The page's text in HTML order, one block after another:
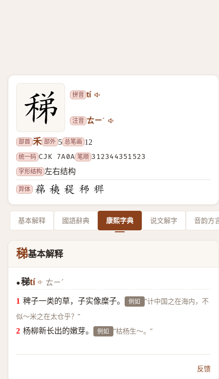
拼音 tí
注音 ㄊㄧˊ
部首 禾 部外 5 总笔画 12
统一码 CJK 7A0A 笔顺 312344351523
字形结构 左右结构
异体
基本解释 國語辭典 康熙字典 说文解字 音韵方
稊基本解释
●稊tí ㄊㄧˊ
稗子一类的草，子实像糜子。 例如 “计中国之在海内，不
似～米之在太仓乎？”
杨柳新长出的嫩芽。 例如 “枯杨生～。”
反馈